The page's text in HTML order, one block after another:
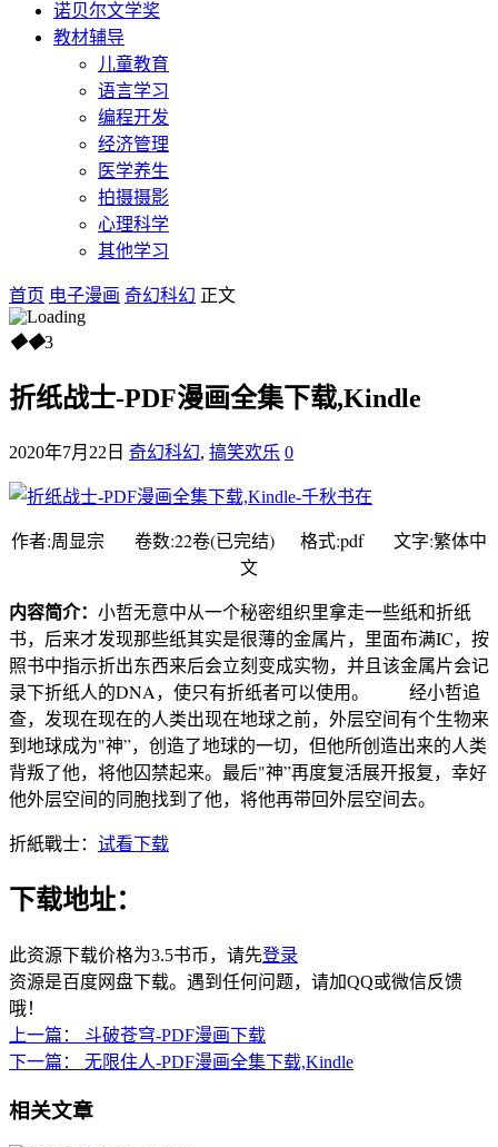
诺贝尔文学奖
教材辅导
儿童教育
语言学习
编程开发
经济管理
医学养生
拍摄摄影
心理科学
其他学习
首页 电子漫画 奇幻科幻 正文
◆◆3
折纸战士-PDF漫画全集下载,Kindle
2020年7月22日 奇幻科幻, 搞笑欢乐 0
作者:周显宗 卷数:22卷(已完结) 格式:pdf 文字:繁体中
文
内容简介： 小哲无意中从一个秘密组织里拿走一些纸和折纸
书，后来才发现那些纸其实是很薄的金属片，里面布满IC，按
照书中指示折出东西来后会立刻变成实物，并且该金属片会记
录下折纸人的DNA，使只有折纸者可以使用。 经小哲追
查，发现在现在的人类出现在地球之前，外层空间有个生物来
到地球成为"神”，创造了地球的一切，但他所创造出来的人类
背叛了他，将他囚禁起来。最后"神”再度复活展开报复，幸好
他外层空间的同胞找到了他，将他再带回外层空间去。
折紙戰士： 试看下载
下载地址：
此资源下载价格为3.5书币，请先登录
资源是百度网盘下载。遇到任何问题，请加QQ或微信反馈
哦！
上一篇：
斗破苍穹-PDF漫画下载
下一篇：
无限住人-PDF漫画全集下载,Kindle
相关文章